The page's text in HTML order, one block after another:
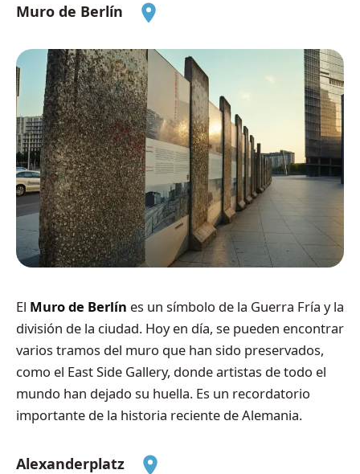
Muro de Berlín
El Muro de Berlín es un símbolo de la Guerra Fría y la
división de la ciudad. Hoy en día, se pueden encontrar
varios tramos del muro que han sido preservados,
como el East Side Gallery, donde artistas de todo el
mundo han dejado su huella. Es un recordatorio
importante de la historia reciente de Alemania.
Alexanderplatz